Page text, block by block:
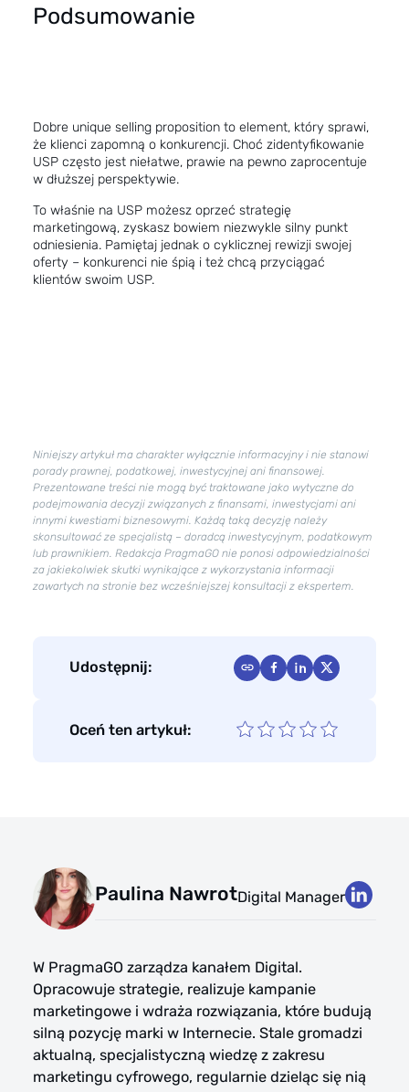
Podsumowanie
Dobre unique selling proposition to element, który sprawi,
że klienci zapomną o konkurencji. Choć zidentyfikowanie
USP często jest niełatwe, prawie na pewno zaprocentuje
w dłuższej perspektywie.
To właśnie na USP możesz oprzeć strategię
marketingową, zyskasz bowiem niezwykle silny punkt
odniesienia. Pamiętaj jednak o cyklicznej rewizji swojej
oferty – konkurenci nie śpią i też chcą przyciągać
klientów swoim USP.
Niniejszy artykuł ma charakter wyłącznie informacyjny i nie stanowi
porady prawnej, podatkowej, inwestycyjnej ani finansowej.
Prezentowane treści nie mogą być traktowane jako wytyczne do
podejmowania decyzji związanych z finansami, inwestycjami ani
innymi kwestiami biznesowymi. Każdą taką decyzję należy
skonsultować ze specjalistą – doradcą inwestycyjnym, podatkowym
lub prawnikiem. Redakcja PragmaGO nie ponosi odpowiedzialności
za jakiekolwiek skutki wynikające z wykorzystania informacji
zawartych na stronie bez wcześniejszej konsultacji z ekspertem.
Udostępnij:
Oceń ten artykuł:
Paulina NawrotDigital Manager
W PragmaGO zarządza kanałem Digital.
Opracowuje strategie, realizuje kampanie
marketingowe i wdraża rozwiązania, które budują
silną pozycję marki w Internecie. Stale gromadzi
aktualną, specjalistyczną wiedzę z zakresu
marketingu cyfrowego, regularnie dzieląc się nią